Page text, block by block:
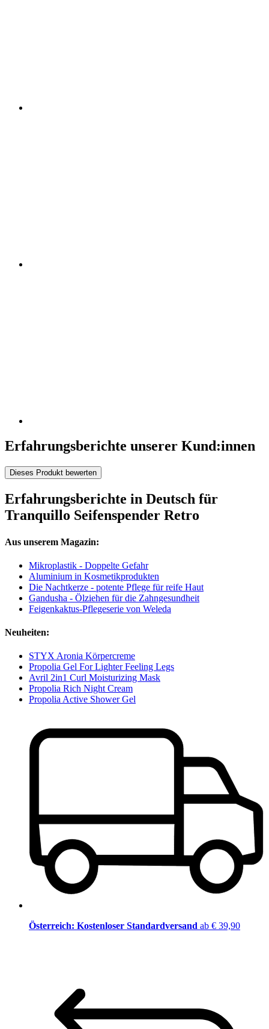
Erfahrungsberichte unserer Kund:innen
Dieses Produkt bewerten
Erfahrungsberichte in Deutsch für
Tranquillo Seifenspender Retro
Aus unserem Magazin:
Mikroplastik - Doppelte Gefahr
Aluminium in Kosmetikprodukten
Die Nachtkerze - potente Pflege für reife Haut
Gandusha - Ölziehen für die Zahngesundheit
Feigenkaktus-Pflegeserie von Weleda
Neuheiten:
STYX Aronia Körpercreme
Propolia Gel For Lighter Feeling Legs
Avril 2in1 Curl Moisturizing Mask
Propolia Rich Night Cream
Propolia Active Shower Gel
Österreich: Kostenloser Standardversand ab € 39,90